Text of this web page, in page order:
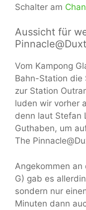
Schalter am
Aussicht für
Vom Kampong
Bahn-Station die
zur Station
luden wir vorher
denn laut Stefan
Guthaben, um
The
Angekommen
G) gab es
sondern nur
Minuten dann